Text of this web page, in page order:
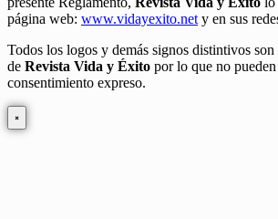
página web: www.vidayexito.net y en sus
Todos los logos y demás signos distintivos
de Revista Vida y Éxito por lo que no
consentimiento expreso.
×